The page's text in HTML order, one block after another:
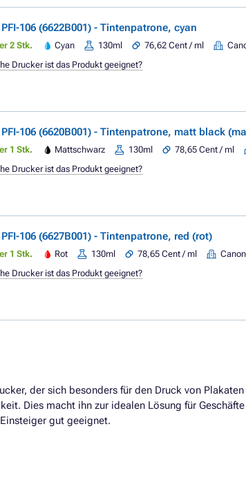
106 (6622B001) - Tintenpatrone, cyan
2 Stk. Cyan 130ml 76,62 Cent / ml
Drucker ist das Produkt geeignet?
106 (6620B001) - Tintenpatrone, matt black
1 Stk. Mattschwarz 130ml 78,65 Cent / ml
Drucker ist das Produkt geeignet?
106 (6627B001) - Tintenpatrone, red (rot)
1 Stk. Rot 130ml 78,65 Cent / ml Canon
Drucker ist das Produkt geeignet?
der sich besonders für den Druck von
Dies macht ihn zur idealen Lösung für
gut geeignet.